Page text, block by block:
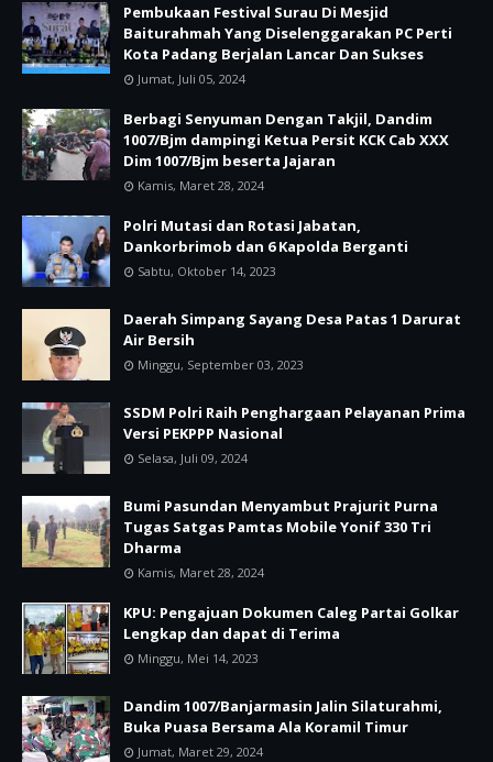
Pembukaan Festival Surau Di Mesjid
Baiturahmah Yang Diselenggarakan PC Perti
Kota Padang Berjalan Lancar Dan Sukses
Jumat, Juli 05, 2024
Berbagi Senyuman Dengan Takjil, Dandim
1007/Bjm dampingi Ketua Persit KCK Cab XXX
Dim 1007/Bjm beserta Jajaran
Kamis, Maret 28, 2024
Polri Mutasi dan Rotasi Jabatan,
Dankorbrimob dan 6 Kapolda Berganti
Sabtu, Oktober 14, 2023
Daerah Simpang Sayang Desa Patas 1 Darurat
Air Bersih
Minggu, September 03, 2023
SSDM Polri Raih Penghargaan Pelayanan Prima
Versi PEKPPP Nasional
Selasa, Juli 09, 2024
Bumi Pasundan Menyambut Prajurit Purna
Tugas Satgas Pamtas Mobile Yonif 330 Tri
Dharma
Kamis, Maret 28, 2024
KPU: Pengajuan Dokumen Caleg Partai Golkar
Lengkap dan dapat di Terima
Minggu, Mei 14, 2023
Dandim 1007/Banjarmasin Jalin Silaturahmi,
Buka Puasa Bersama Ala Koramil Timur
Jumat, Maret 29, 2024